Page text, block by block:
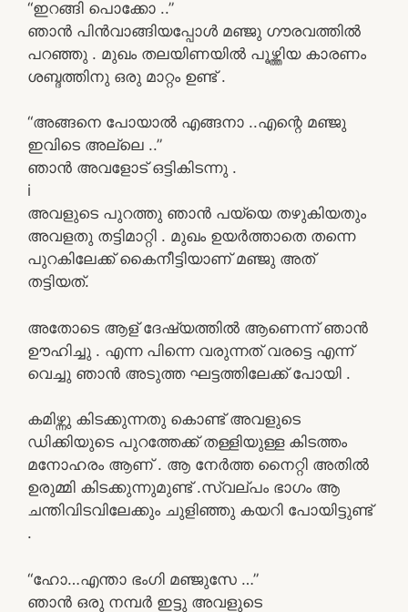
“ഇറങ്ങി പൊക്കോ ..”
ഞാൻ പിൻവാങ്ങിയപ്പോൾ മഞ്ജു ഗൗരവത്തിൽ
പറഞ്ഞു . മുഖം തലയിണയിൽ പൂഴ്ത്തിയ കാരണം
ശബ്ദത്തിനു ഒരു മാറ്റം ഉണ്ട് .
“അങ്ങനെ പോയാൽ എങ്ങനാ ..എന്റെ മഞ്ജു
ഇവിടെ അല്ലെ ..”
ഞാൻ അവളോട് ഒട്ടികിടന്നു .
i
അവളുടെ പുറത്തു ഞാൻ പയ്യെ തഴുകിയതും
അവളതു തട്ടിമാറ്റി . മുഖം ഉയർത്താതെ തന്നെ
പുറകിലേക്ക് കൈനീട്ടിയാണ് മഞ്ജു അത്
തട്ടിയത്.
അതോടെ ആള് ദേഷ്യത്തിൽ ആണെന്ന് ഞാൻ
ഊഹിച്ചു . എന്ന പിന്നെ വരുന്നത് വരട്ടെ എന്ന്
വെച്ചു ഞാൻ അടുത്ത ഘട്ടത്തിലേക്ക് പോയി .
കമിഴ്ന്നു കിടക്കുന്നതു കൊണ്ട് അവളുടെ
ഡിക്കിയുടെ പുറത്തേക്ക് തള്ളിയുള്ള കിടത്തം
മനോഹരം ആണ് . ആ നേർത്ത നൈറ്റി അതിൽ
ഉരുമ്മി കിടക്കുന്നുമുണ്ട് .സ്വല്പം ഭാഗം ആ
ചന്തിവിടവിലേക്കും ചുളിഞ്ഞു കയറി പോയിട്ടുണ്ട്
.
“ഹോ…എന്താ ഭംഗി മഞ്ജുസേ …”
ഞാൻ ഒരു നമ്പർ ഇട്ടു അവളുടെ